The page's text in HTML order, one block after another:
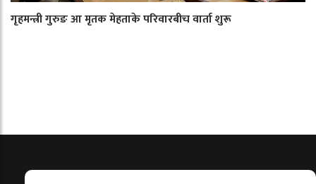
गृहमन्त्री गुरुङ आ मृतक मेहताके परिवारबीच वार्ता शुरू